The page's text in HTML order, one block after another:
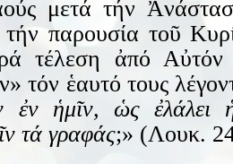
μετά τήν
παρουσία τοῦ
τέλεση ἀπό Αὐτόν
τόν ἑαυτό τους
ἐν ἡμῖν, ὡς
τά γραφάς;» (Λουκ.